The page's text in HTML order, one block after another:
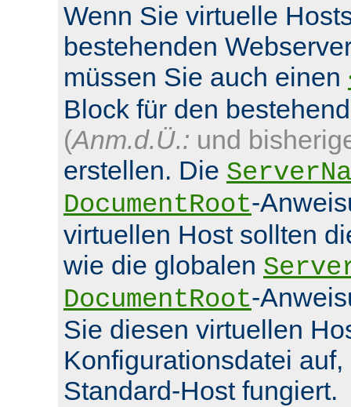
Wenn Sie virtuelle
bestehenden
müssen Sie auch einen
Block für den
(Anm.d.Ü.: und
erstellen. Die
DocumentRoot-
virtuellen Host sollten
wie die globalen
DocumentRoot-
Sie diesen virtuellen
Konfigurationsdatei
Standard-Host fungiert.